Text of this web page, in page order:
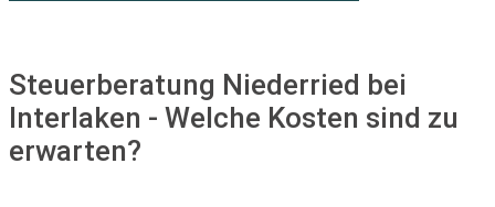
Steuerberatung Niederried bei
Interlaken - Welche Kosten sind zu
erwarten?